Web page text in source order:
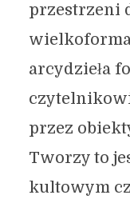
przestrzeni
arcydzieła
przez
Tworzy to
kultowym